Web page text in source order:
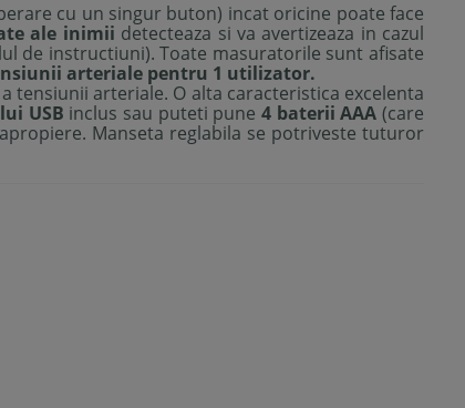
cu un singur buton) incat oricine poate face
ale inimii detecteaza si va avertizeaza in cazul
de instructiuni). Toate masuratorile sunt afisate
arteriale pentru 1 utilizator.
tensiunii arteriale. O alta caracteristica excelenta
USB inclus sau puteti pune4 baterii AAA (care
Manseta reglabila se potriveste tuturor